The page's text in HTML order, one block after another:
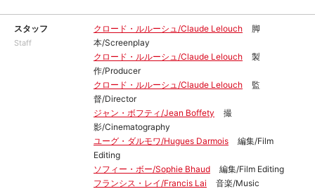
スタッフ
Staff
クロード・ルルーシュ/Claude Lelouch
脚
本/Screenplay
クロード・ルルーシュ/Claude Lelouch
製
作/Producer
クロード・ルルーシュ/Claude Lelouch
監
督/Director
ジャン・ボフティ/Jean Boffety
撮
影/Cinematography
ユーグ・ダルモワ/Hugues Darmois
編集/Film
Editing
ソフィー・ボー/Sophie Bhaud
編集/Film Editing
フランシス・レイ/Francis Lai
音楽/Music